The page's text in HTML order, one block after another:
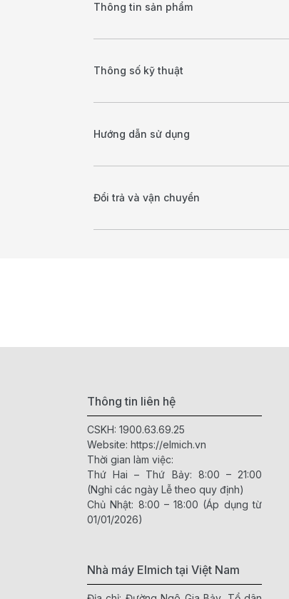
Thông tin sản phẩm
Thông số kỹ thuật
Hướng dẫn sử dụng
Đổi trả và vận chuyển
Thông tin liên hệ
CSKH: 1900.63.69.25
Website: https://elmich.vn
Thời gian làm việc:
Thứ Hai – Thứ Bảy: 8:00 – 21:00
(Nghỉ các ngày Lễ theo quy định)
Chủ Nhật: 8:00 – 18:00 (Áp dụng từ
01/01/2026)
Nhà máy Elmich tại Việt Nam